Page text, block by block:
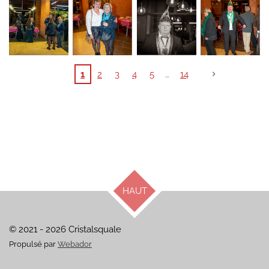
1 2 3 4 5 14
HAUT
© 2021 - 2026 Cristalsquale
Propulsé par Webador